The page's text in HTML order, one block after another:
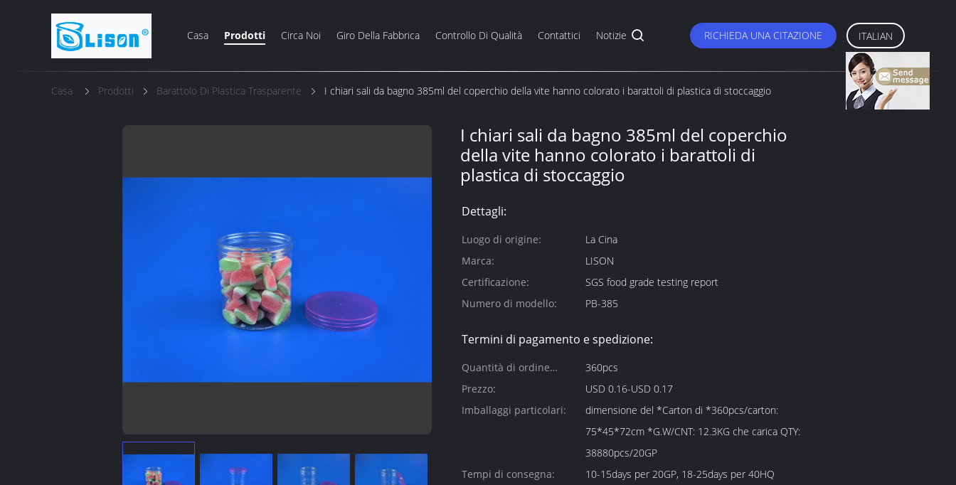
Casa Prodotti Circa Noi Giro Della Fabbrica Controllo Di Qualità Contattici Notizie RICHIEDA UNA CITAZIONE ITALIAN
Casa Prodotti Barattolo Di Plastica Trasparente I chiari sali da bagno 385ml del coperchio della vite hanno colorato i barattoli di plastica di stoccaggio
I chiari sali da bagno 385ml del coperchio
della vite hanno colorato i barattoli di
plastica di stoccaggio
Dettagli:
Luogo di origine:
La Cina
Marca:
LISON
Certificazione:
SGS food grade testing report
Numero di modello:
PB-385
Termini di pagamento e spedizione:
Quantità di ordine
minimo:
360pcs
Prezzo:
USD 0.16-USD 0.17
Imballaggi particolari:
dimensione del *Carton di *360pcs/carton:
75*45*72cm *G.W/CNT: 12.3KG che carica QTY:
38880pcs/20GP
Tempi di consegna:
10-15days per 20GP, 18-25days per 40HQ